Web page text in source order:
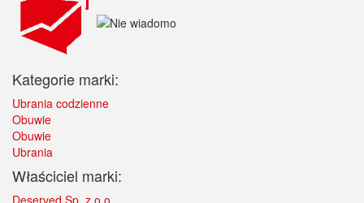
Kategorie marki:
Ubrania codzienne
Obuwie
Obuwie
Ubrania
Właściciel marki:
Deserved Sp. z o.o.